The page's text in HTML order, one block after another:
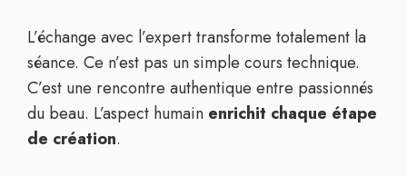
L’échange avec l’expert transforme totalement la
séance. Ce n’est pas un simple cours technique.
C’est une rencontre authentique entre passionnés
du beau. L’aspect humain enrichit chaque étape
de création.